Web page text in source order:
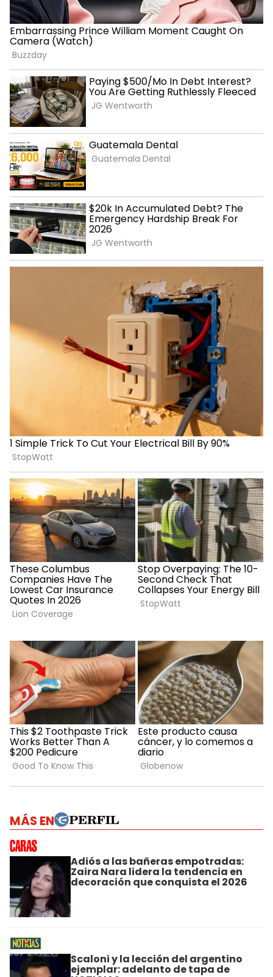
MÁS EN
Adiós a las bañeras empotradas:
Zaira Nara lidera la tendencia en
decoración que conquista el 2026
Scaloni y la lección del argentino
ejemplar: adelanto de tapa de